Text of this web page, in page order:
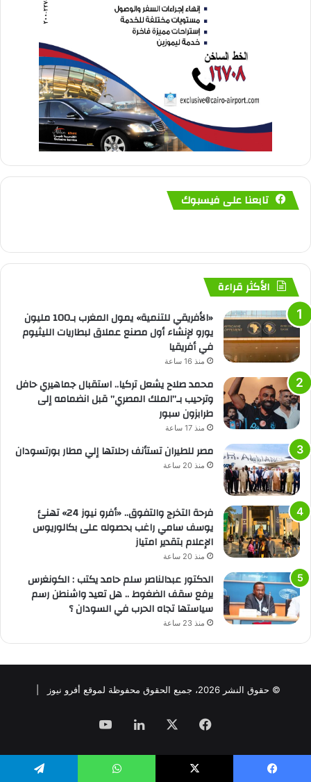
تابعنا على فيسبوك
الأكثر قراءة
«الأفريقي للتنمية» يمول المغرب بـ100 مليون
يورو لإنشاء أول مصنع عملاق لبطاريات الليثيوم
في أفريقيا
منذ 16 ساعة
محمد صلاح يشعل تركيا.. استقبال جماهيري حافل
وترحيب بـ”الملك المصري” قبل انضمامه إلى
طرابزون سبور
منذ 17 ساعة
مصر للطيران تستأنف رحلاتها إلي مطار بورتسودان
منذ 20 ساعة
فرحة التخرج والتفوق.. «أفرو نيوز 24» تهنئ
يوسف سامي راغب بحصوله على بكالوريوس
الإعلام بتقدير امتياز
منذ 20 ساعة
الدكتور عبدالناصر سلم حامد يكتب : الكونغرس
يرفع سقف الضغوط .. هل تعيد واشنطن رسم
سياستها تجاه الحرب في السودان ؟
منذ 23 ساعة
© حقوق النشر 2026، جميع الحقوق محفوظة لموقع أفرو نيوز |
فيسبوك لينكدإن